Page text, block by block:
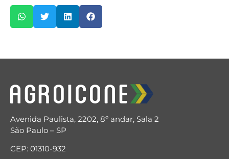
Avenida Paulista, 2202, 8º andar, Sala 2
São Paulo – SP
CEP: 01310-932